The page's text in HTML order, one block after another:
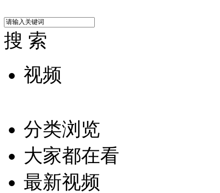
搜 索
视频
分类浏览
大家都在看
最新视频